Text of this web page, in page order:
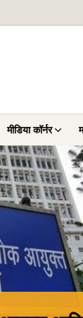
मीडिया कॉर्नर